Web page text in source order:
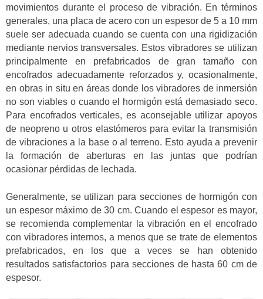
movimientos durante el proceso de vibración. En términos
generales, una placa de acero con un espesor de 5 a 10 mm
suele ser adecuada cuando se cuenta con una rigidización
mediante nervios transversales. Estos vibradores se utilizan
principalmente en prefabricados de gran tamaño con
encofrados adecuadamente reforzados y, ocasionalmente,
en obras in situ en áreas donde los vibradores de inmersión
no son viables o cuando el hormigón está demasiado seco.
Para encofrados verticales, es aconsejable utilizar apoyos
de neopreno u otros elastómeros para evitar la transmisión
de vibraciones a la base o al terreno. Esto ayuda a prevenir
la formación de aberturas en las juntas que podrían
ocasionar pérdidas de lechada.
Generalmente, se utilizan para secciones de hormigón con
un espesor máximo de 30 cm. Cuando el espesor es mayor,
se recomienda complementar la vibración en el encofrado
con vibradores internos, a menos que se trate de elementos
prefabricados, en los que a veces se han obtenido
resultados satisfactorios para secciones de hasta 60 cm de
espesor.